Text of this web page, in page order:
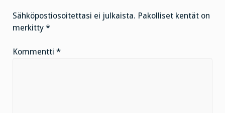
Sähköpostiosoitettasi ei julkaista. Pakolliset kentät on
merkitty *
Kommentti *